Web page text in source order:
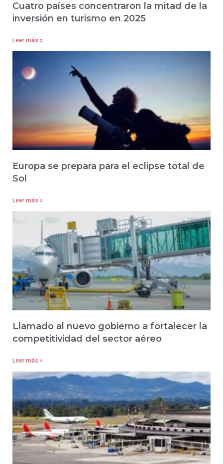
Cuatro países concentraron la mitad de la
inversión en turismo en 2025
Leer más »
Europa se prepara para el eclipse total de
Sol
Leer más »
Llamado al nuevo gobierno a fortalecer la
competitividad del sector aéreo
Leer más »